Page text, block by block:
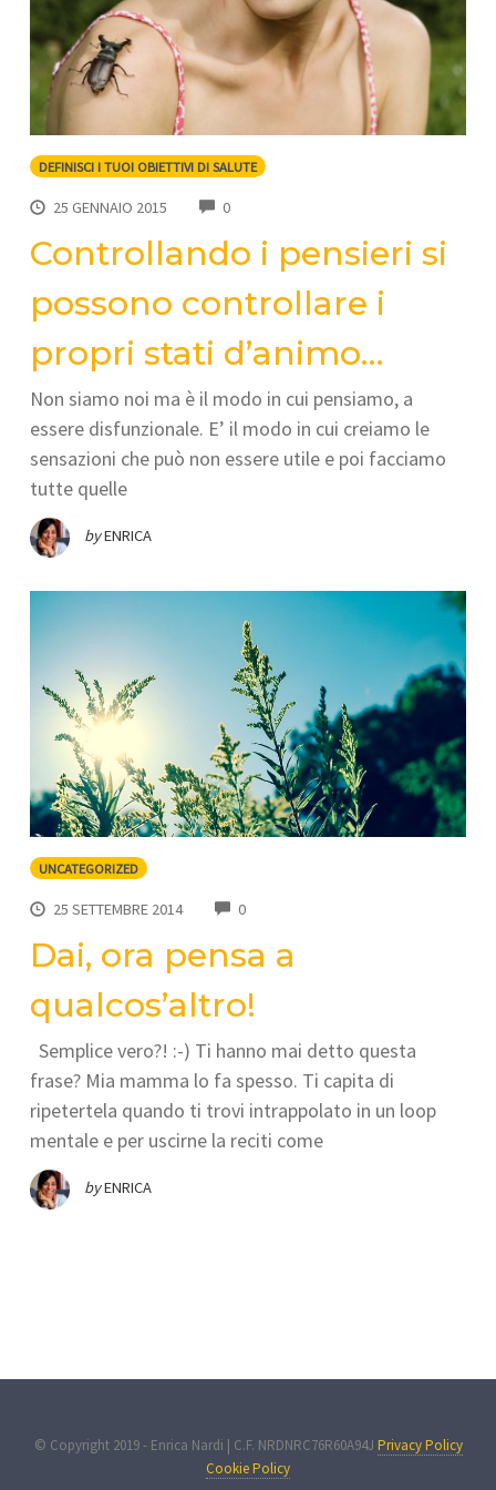
DEFINISCI I TUOI OBIETTIVI DI SALUTE
25 GENNAIO 2015 0COMMENTS
Controllando i pensieri si
possono controllare i
propri stati d’animo…
Non siamo noi ma è il modo in cui pensiamo, a
essere disfunzionale. E’ il modo in cui creiamo le
sensazioni che può non essere utile e poi facciamo
tutte quelle
byENRICA
UNCATEGORIZED
25 SETTEMBRE 2014 0COMMENTS
Dai, ora pensa a
qualcos’altro!
Semplice vero?! :-) Ti hanno mai detto questa
frase? Mia mamma lo fa spesso. Ti capita di
ripetertela quando ti trovi intrappolato in un loop
mentale e per uscirne la reciti come
byENRICA
© Copyright 2019 - Enrica Nardi | C.F. NRDNRC76R60A94J Privacy Policy
Cookie Policy